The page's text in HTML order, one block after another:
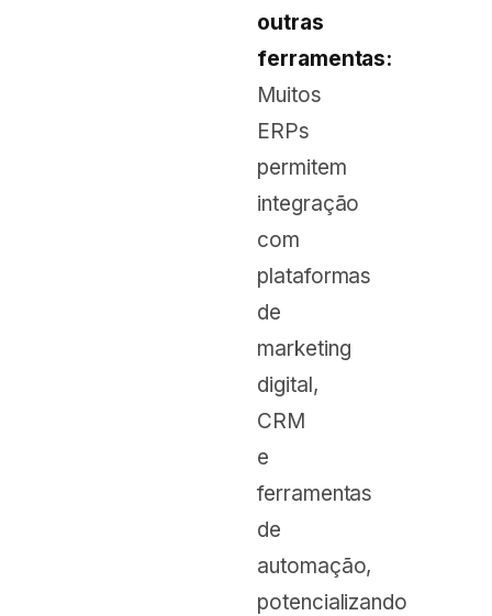
outras
ferramentas:
Muitos
ERPs
permitem
integração
com
plataformas
de
marketing
digital,
CRM
e
ferramentas
de
automação,
potencializando